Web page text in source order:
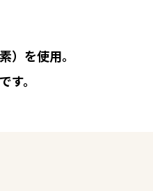
）を使用。
す。